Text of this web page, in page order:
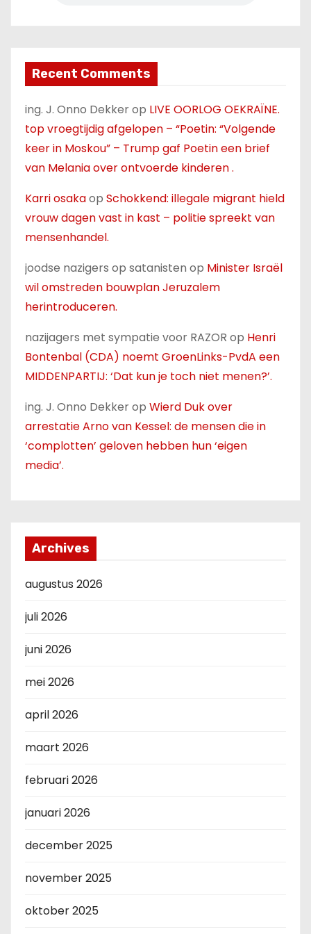
Recent Comments
ing. J. Onno Dekkerop LIVE OORLOG OEKRAÏNE.
top vroegtijdig afgelopen – “Poetin: “Volgende
keer in Moskou” – Trump gaf Poetin een brief
van Melania over ontvoerde kinderen .
Karri osakaop Schokkend: illegale migrant hield
vrouw dagen vast in kast – politie spreekt van
mensenhandel.
joodse nazigers op satanisten op Minister Israël
wil omstreden bouwplan Jeruzalem
herintroduceren.
nazijagers met sympatie voor RAZOR op Henri
Bontenbal (CDA) noemt GroenLinks-PvdA een
MIDDENPARTIJ: ‘Dat kun je toch niet menen?’.
ing. J. Onno Dekkerop Wierd Duk over
arrestatie Arno van Kessel: de mensen die in
‘complotten’ geloven hebben hun ‘eigen
media’.
Archives
augustus 2026
juli 2026
juni 2026
mei 2026
april 2026
maart 2026
februari 2026
januari 2026
december 2025
november 2025
oktober 2025